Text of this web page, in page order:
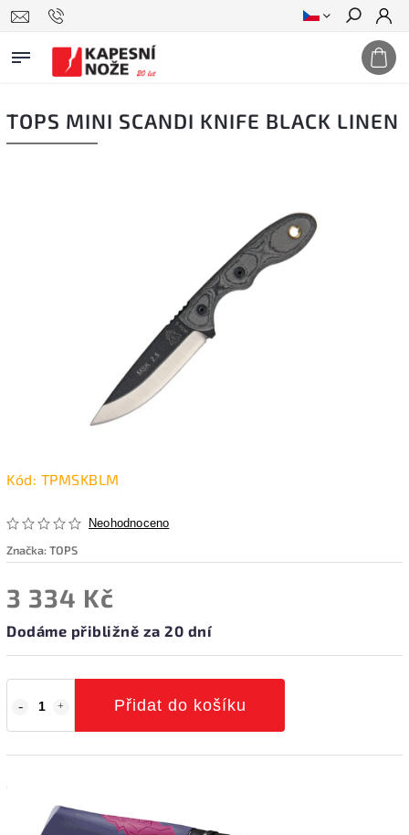
Hledat
TOPS MINI SCANDI KNIFE BLACK LINEN
Kód: TPMSKBLM
Neohodnoceno
Značka:TOPS
3 334 Kč
Dodáme přibližně za 20 dní
Přidat do košíku